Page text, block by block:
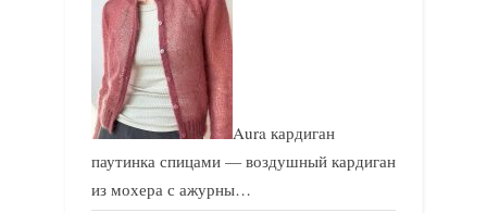
Aura кардиган
паутинка спицами — воздушный кардиган
из мохера с ажурны…